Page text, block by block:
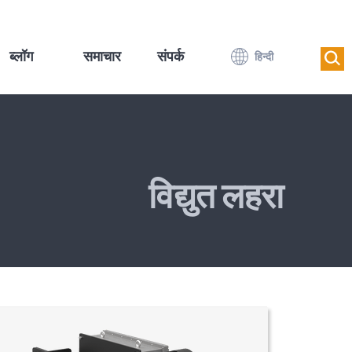
ब्लॉग समाचार संपर्क हिन्दी
विद्युत लहरा